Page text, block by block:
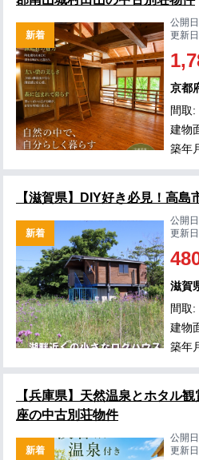
新着
公開
更新
京都
間取:
建物
築年
【滋賀県】DIY好き必見！高
新着
公開
更新
滋賀
間取:
建物
築年
【兵庫県】天然温泉とホタル
座の中古別荘物件
新着
公開
更新